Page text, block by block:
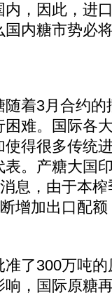
，因此，进
内糖市势必
着3月合约的
难。国际各
得很多传统
。产糖大国
息，由于本
增加出口配
了300万吨的
，国际原糖